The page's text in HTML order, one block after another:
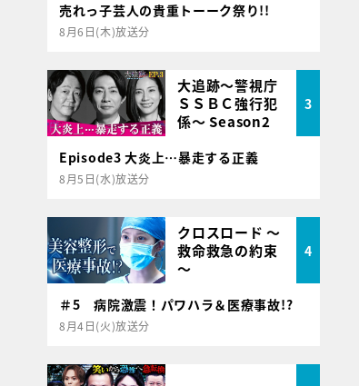
売れっ子芸人の貴重トーーク祭り!!
8月6日(木)放送分
大追跡～警視庁
ＳＳＢＣ強行犯
係～ Season2
3
Episode3 大炎上…暴走する正義
8月5日(水)放送分
クロスロード ～
救命救急の約束
～
4
＃5 病院激震！パワハラ＆医療事故!?
8月4日(火)放送分